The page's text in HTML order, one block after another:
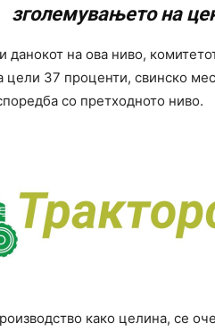
зголемувањето на
данокот на ова ниво,
цели 37 проценти, свинско
со претходното ниво.
како целина, се